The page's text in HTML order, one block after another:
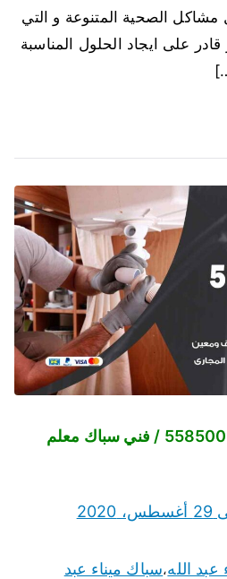
الصحية المتنوعة و التي
على ايجاد الحلول المناسبة
سباك ميناء عبد الله / 55850065 / فني سباك معلم
29 أغسطس، 2020
الله،سباك ميناء عبد